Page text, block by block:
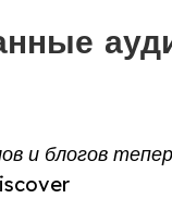
и блогов